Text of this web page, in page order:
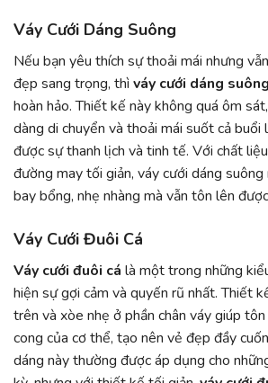
Váy Cưới Dáng Suông
Nếu bạn yêu thích sự thoải mái nhưng
đẹp sang trọng, thì váy cưới dáng suông
hoàn hảo. Thiết kế này không quá ôm
dàng di chuyển và thoải mái suốt cả buổi
được sự thanh lịch và tinh tế. Với chất
đường may tối giản, váy cưới dáng suông
bay bổng, nhẹ nhàng mà vẫn tôn lên
Váy Cưới Đuôi Cá
Váy cưới đuôi cá là một trong những
hiện sự gợi cảm và quyến rũ nhất. Thiết
trên và xòe nhẹ ở phần chân váy giúp
cong của cơ thể, tạo nên vẻ đẹp đầy
dáng này thường được áp dụng cho